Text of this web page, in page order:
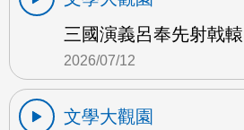
三國演義呂奉先射戟
2026/07/12
文學大觀園